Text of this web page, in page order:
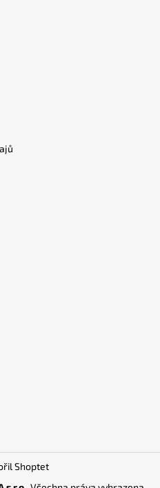
Shoptet